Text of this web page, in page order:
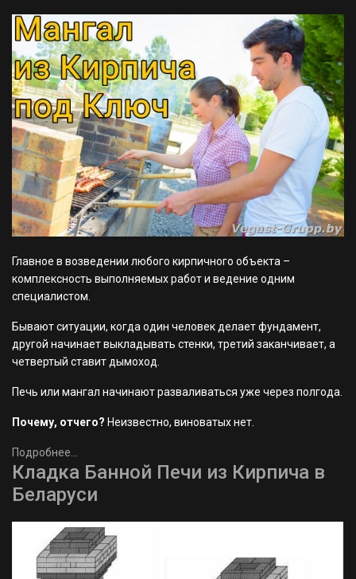
Главное в возведении любого кирпичного объекта –
комплексность выполняемых работ и ведение одним
специалистом.
Бывают ситуации, когда один человек делает фундамент,
другой начинает выкладывать стенки, третий заканчивает, а
четвертый ставит дымоход.
Печь или мангал начинают разваливаться уже через полгода.
Почему, отчего? Неизвестно, виноватых нет.
Подробнее...
Кладка Банной Печи из Кирпича в
Беларуси